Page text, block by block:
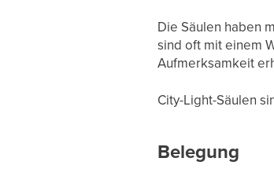
Die Säulen haben
sind oft mit einem
Aufmerksamkeit
City-Light-Säulen
Belegung